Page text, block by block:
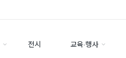
전시 교육·행사